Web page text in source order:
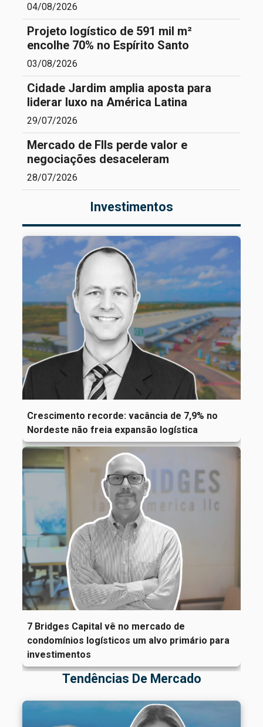
04/08/2026
Projeto logístico de 591 mil m²
encolhe 70% no Espírito Santo
03/08/2026
Cidade Jardim amplia aposta para
liderar luxo na América Latina
29/07/2026
Mercado de FIIs perde valor e
negociações desaceleram
28/07/2026
Investimentos
Crescimento recorde: vacância de 7,9% no
Nordeste não freia expansão logística
7 Bridges Capital vê no mercado de
condomínios logísticos um alvo primário para
investimentos
Tendências De Mercado